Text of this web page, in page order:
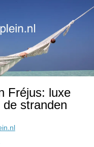
Fréjus: luxe
stranden